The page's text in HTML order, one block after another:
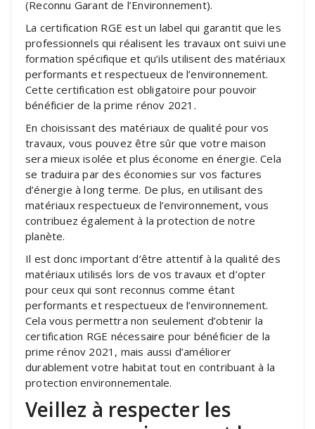
(Reconnu Garant de l’Environnement).
La certification RGE est un label qui garantit que les
professionnels qui réalisent les travaux ont suivi une
formation spécifique et qu’ils utilisent des matériaux
performants et respectueux de l’environnement.
Cette certification est obligatoire pour pouvoir
bénéficier de la prime rénov 2021.
En choisissant des matériaux de qualité pour vos
travaux, vous pouvez être sûr que votre maison
sera mieux isolée et plus économe en énergie. Cela
se traduira par des économies sur vos factures
d’énergie à long terme. De plus, en utilisant des
matériaux respectueux de l’environnement, vous
contribuez également à la protection de notre
planète.
Il est donc important d’être attentif à la qualité des
matériaux utilisés lors de vos travaux et d’opter
pour ceux qui sont reconnus comme étant
performants et respectueux de l’environnement.
Cela vous permettra non seulement d’obtenir la
certification RGE nécessaire pour bénéficier de la
prime rénov 2021, mais aussi d’améliorer
durablement votre habitat tout en contribuant à la
protection environnementale.
Veillez à respecter les